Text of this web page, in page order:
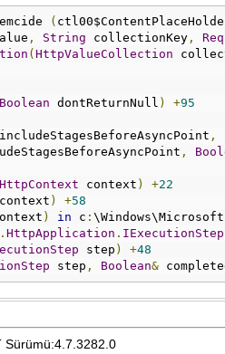
(
, String collectionKey ,
( HttpValueCollection
Boolean dontReturnNull ) +95
,
,
HttpContext context ) +22
) +58
) in c : \Windows\Microsoft
. HttpApplication . IExecutionStep
step ) +48
step , Boolean&
Sürümü:4.7.3282.0